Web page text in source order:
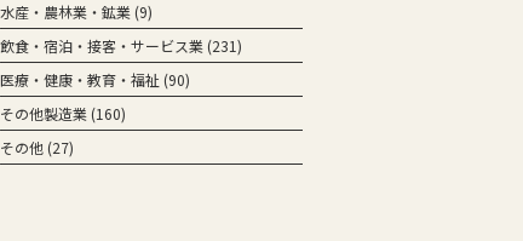
水産・農林業・鉱業 (9)
飲食・宿泊・接客・サービス業 (231)
医療・健康・教育・福祉 (90)
その他製造業 (160)
その他 (27)